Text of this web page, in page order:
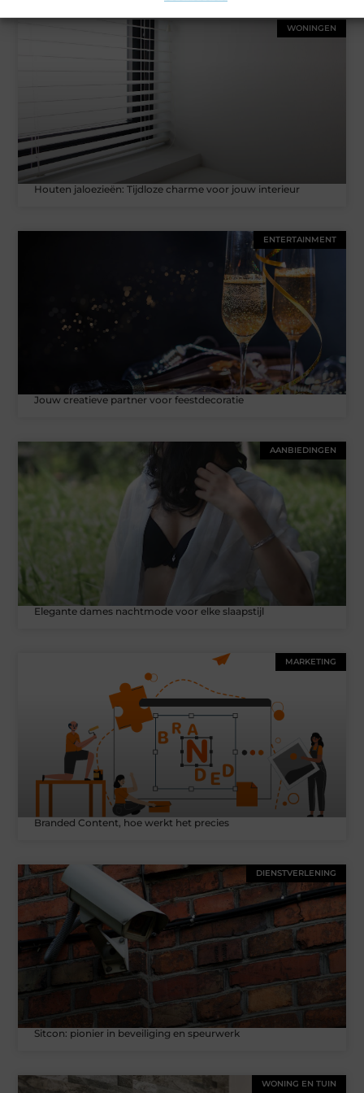
WONINGEN
Houten jaloezieën: Tijdloze charme voor jouw interieur
ENTERTAINMENT
Jouw creatieve partner voor feestdecoratie
AANBIEDINGEN
Elegante dames nachtmode voor elke slaapstijl
MARKETING
Branded Content, hoe werkt het precies
DIENSTVERLENING
Sitcon: pionier in beveiliging en speurwerk
WONING EN TUIN